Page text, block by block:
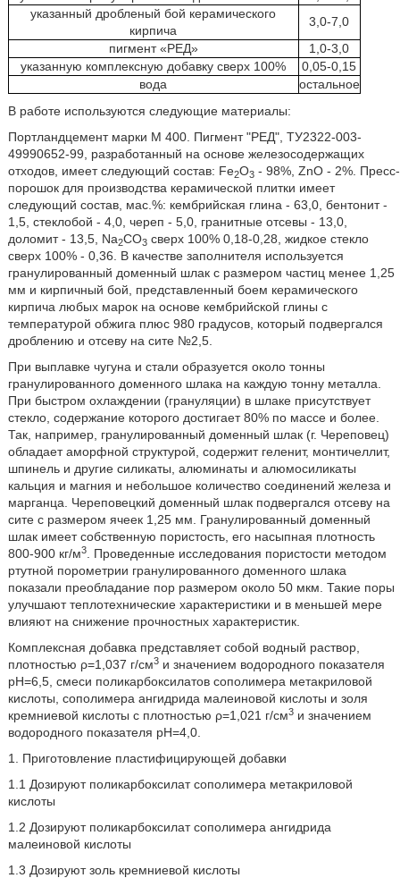
указанный дробленый бой керамического
кирпича
3,0-7,0
пигмент «РЕД»
1,0-3,0
указанную комплексную добавку сверх 100%
0,05-0,15
вода
остальное
В работе используются следующие материалы:
Портландцемент марки М 400. Пигмент "РЕД", ТУ2322-003-
49990652-99, разработанный на основе железосодержащих
отходов, имеет следующий состав: Fe2O3- 98%, ZnO - 2%. Пресс-
порошок для производства керамической плитки имеет
следующий состав, мас.%: кембрийская глина - 63,0, бентонит -
1,5, стеклобой - 4,0, череп - 5,0, гранитные отсевы - 13,0,
доломит - 13,5, Na2CO3сверх 100% 0,18-0,28, жидкое стекло
сверх 100% - 0,36. В качестве заполнителя используется
гранулированный доменный шлак с размером частиц менее 1,25
мм и кирпичный бой, представленный боем керамического
кирпича любых марок на основе кембрийской глины с
температурой обжига плюс 980 градусов, который подвергался
дроблению и отсеву на сите №2,5.
При выплавке чугуна и стали образуется около тонны
гранулированного доменного шлака на каждую тонну металла.
При быстром охлаждении (грануляции) в шлаке присутствует
стекло, содержание которого достигает 80% по массе и более.
Так, например, гранулированный доменный шлак (г. Череповец)
обладает аморфной структурой, содержит геленит, монтичеллит,
шпинель и другие силикаты, алюминаты и алюмосиликаты
кальция и магния и небольшое количество соединений железа и
марганца. Череповецкий доменный шлак подвергался отсеву на
сите с размером ячеек 1,25 мм. Гранулированный доменный
шлак имеет собственную пористость, его насыпная плотность
800-900 кг/м3. Проведенные исследования пористости методом
ртутной порометрии гранулированного доменного шлака
показали преобладание пор размером около 50 мкм. Такие поры
улучшают теплотехнические характеристики и в меньшей мере
влияют на снижение прочностных характеристик.
Комплексная добавка представляет собой водный раствор,
плотностью ρ=1,037 г/см3и значением водородного показателя
рН=6,5, смеси поликарбоксилатов сополимера метакриловой
кислоты, сополимера ангидрида малеиновой кислоты и золя
кремниевой кислоты с плотностью ρ=1,021 г/см3и значением
водородного показателя рН=4,0.
1. Приготовление пластифицирующей добавки
1.1 Дозируют поликарбоксилат сополимера метакриловой
кислоты
1.2 Дозируют поликарбоксилат сополимера ангидрида
малеиновой кислоты
1.3 Дозируют золь кремниевой кислоты